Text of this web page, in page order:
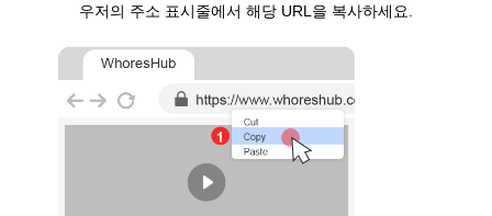
우저의 주소 표시줄에서 해당 URL을 복사하세요.